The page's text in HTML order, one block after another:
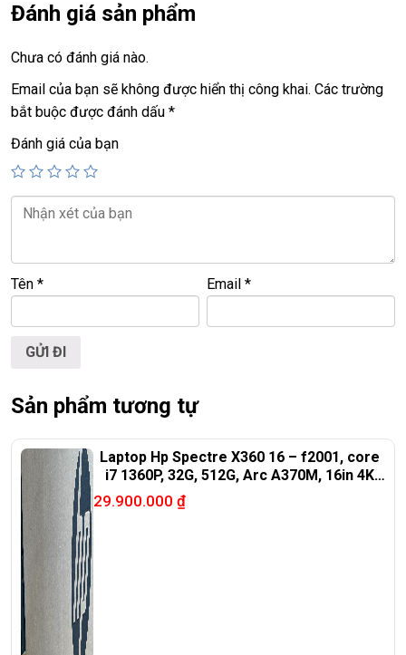
+ USB 3.0,webcam, HDMI.
+ Pin 4h
+ phím chiclet.
Giá :
8,9tr
==============================================
ĐT:
0938.078.389
Face. Viber. Zalo :0938.078.389
ĐC: 60/26 Đồng Đen, p.14, Tân Bình
<<< Tất cả sản phẩm Laptop Triều Phát đều được bao ra
hãng check! >>>
Đánh giá sản phẩm
Chưa có đánh giá nào.
Email của bạn sẽ không được hiển thị công khai. Các trường
bắt buộc được đánh dấu *
Đánh giá của bạn
Tên * Email*
Sản phẩm tương tự
Laptop Hp Spectre X360 16 – f2001, core
i7 1360P, 32G, 512G, Arc A370M, 16in 4K
29.900.000 ₫